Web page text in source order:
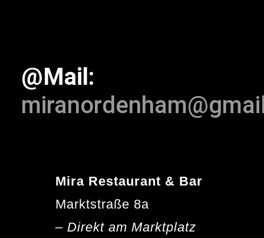
@Mail:
Mira Restaurant & Bar
Marktstraße 8a
– Direkt am Marktplatz